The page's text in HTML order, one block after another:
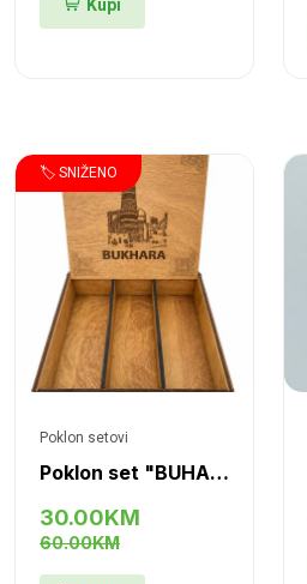
Kupi
🏷️ SNIŽENO
Poklon setovi
Poklon set "BUHARA I"
30.00KM
60.00KM